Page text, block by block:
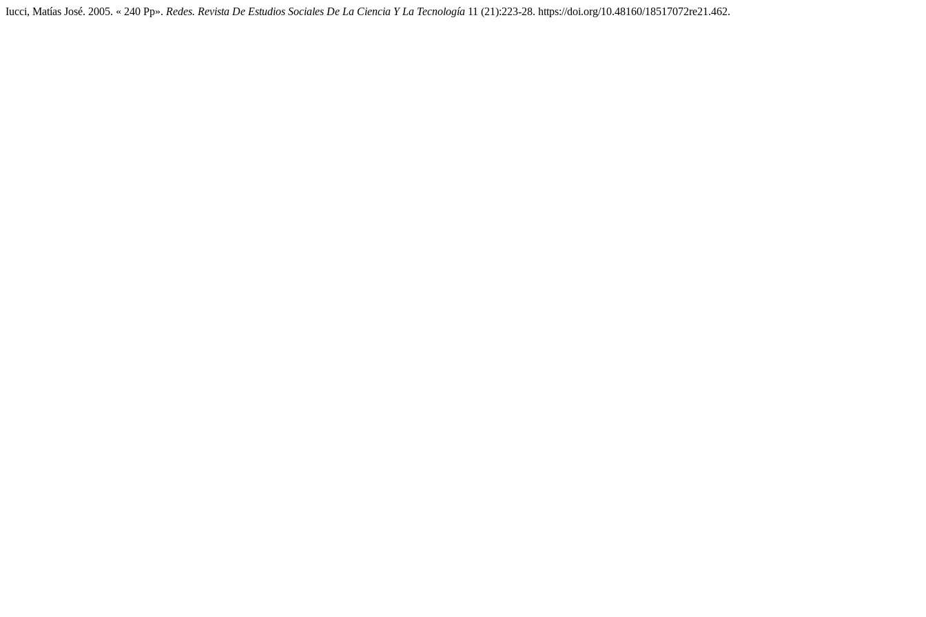
Iucci, Matías José. 2005. « 240 Pp». Redes. Revista De Estudios Sociales De La Ciencia Y La Tecnología 11 (21):223-28. https://doi.org/10.48160/18517072re21.462.